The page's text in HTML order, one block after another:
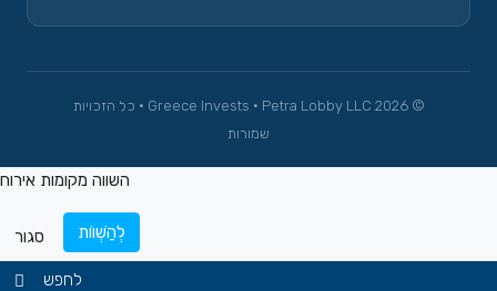
© 2026 Greece Invests · Petra Lobby LLC · כל הזכויות
שמורות
השווה מקומות אירוח
לְהַשְׁווֹת סגור
לחפש